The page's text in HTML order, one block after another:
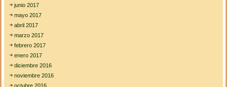
junio 2017
mayo 2017
abril 2017
marzo 2017
febrero 2017
enero 2017
diciembre 2016
noviembre 2016
octubre 2016